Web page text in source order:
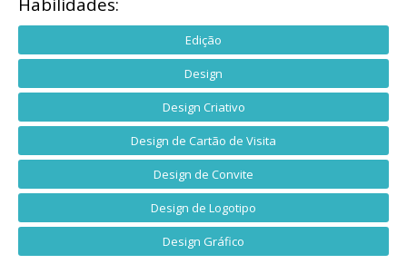
Edição
Design
Design Criativo
Design de Cartão de Visita
Design de Convite
Design de Logotipo
Design Gráfico